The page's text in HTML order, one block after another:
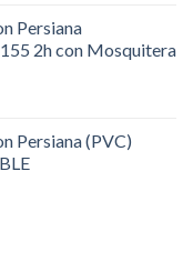
Persiana
2h con Mosquitera
Persiana (PVC)